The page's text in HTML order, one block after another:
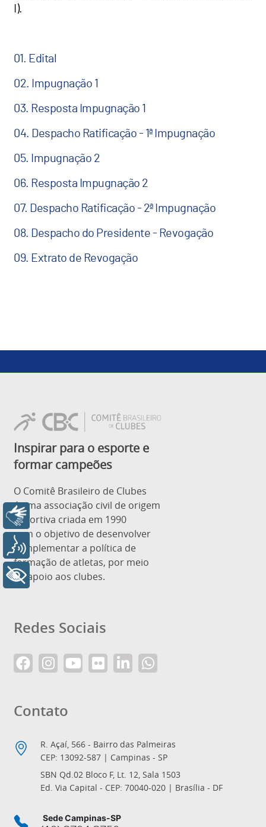
I).
01. Edital
02. Impugnação 1
03. Resposta Impugnação 1
04. Despacho Ratificação - 1ª Impugnação
05. Impugnação 2
06. Resposta Impugnação 2
07. Despacho Ratificação - 2ª Impugnação
08. Despacho do Presidente - Revogação
09. Extrato de Revogação
Inspirar para o esporte e
formar campeões
O Comitê Brasileiro de Clubes
é uma associação civil de origem
esportiva criada em 1990
com o objetivo de desenvolver
e implementar a política de
formação de atletas, por meio
de apoio aos clubes.
Redes Sociais
Contato
R. Açaí, 566 - Bairro das Palmeiras
CEP: 13092-587 | Campinas - SP
SBN Qd.02 Bloco F, Lt. 12, Sala 1503
Ed. Via Capital - CEP: 70040-020 | Brasília - DF
Sede Campinas-SP
Libras
Voz
+ Acessibilidade